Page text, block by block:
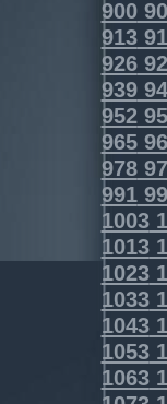
900
913
926
939
952
965
978
991
1003
1013
1023
1033
1043
1053
1063